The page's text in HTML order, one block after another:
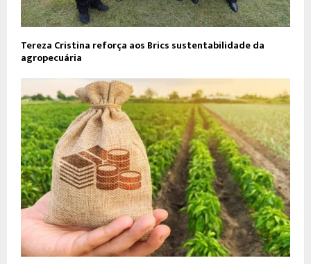
Tereza Cristina reforça aos Brics sustentabilidade da
agropecuária